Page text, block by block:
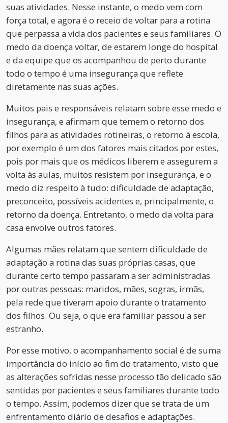
suas atividades. Nesse instante, o medo vem com
força total, e agora é o receio de voltar para a rotina
que perpassa a vida dos pacientes e seus familiares. O
medo da doença voltar, de estarem longe do hospital
e da equipe que os acompanhou de perto durante
todo o tempo é uma insegurança que reflete
diretamente nas suas ações.
Muitos pais e responsáveis relatam sobre esse medo e
insegurança, e afirmam que temem o retorno dos
filhos para as atividades rotineiras, o retorno à escola,
por exemplo é um dos fatores mais citados por estes,
pois por mais que os médicos liberem e assegurem a
volta às aulas, muitos resistem por insegurança, e o
medo diz respeito à tudo: dificuldade de adaptação,
preconceito, possíveis acidentes e, principalmente, o
retorno da doença. Entretanto, o medo da volta para
casa envolve outros fatores.
Algumas mães relatam que sentem dificuldade de
adaptação a rotina das suas próprias casas, que
durante certo tempo passaram a ser administradas
por outras pessoas: maridos, mães, sogras, irmãs,
pela rede que tiveram apoio durante o tratamento
dos filhos. Ou seja, o que era familiar passou a ser
estranho.
Por esse motivo, o acompanhamento social é de suma
importância do início ao fim do tratamento, visto que
as alterações sofridas nesse processo tão delicado são
sentidas por pacientes e seus familiares durante todo
o tempo. Assim, podemos dizer que se trata de um
enfrentamento diário de desafios e adaptações.